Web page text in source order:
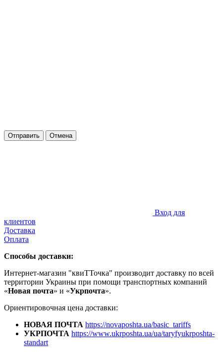
Отправить Отмена
Вход для
клиентов
Доставка
Оплата
Способы доставки:
Интернет-магазин "квиТТочка" производит доставку по всей
территории Украины при помощи транспортных компаний
«Новая почта» и «Укрпочта».
Ориентировочная цена доставки:
НОВАЯ ПОЧТА https://novaposhta.ua/basic_tariffs
УКРПОЧТА https://www.ukrposhta.ua/ua/taryfyukrposhta-
standart